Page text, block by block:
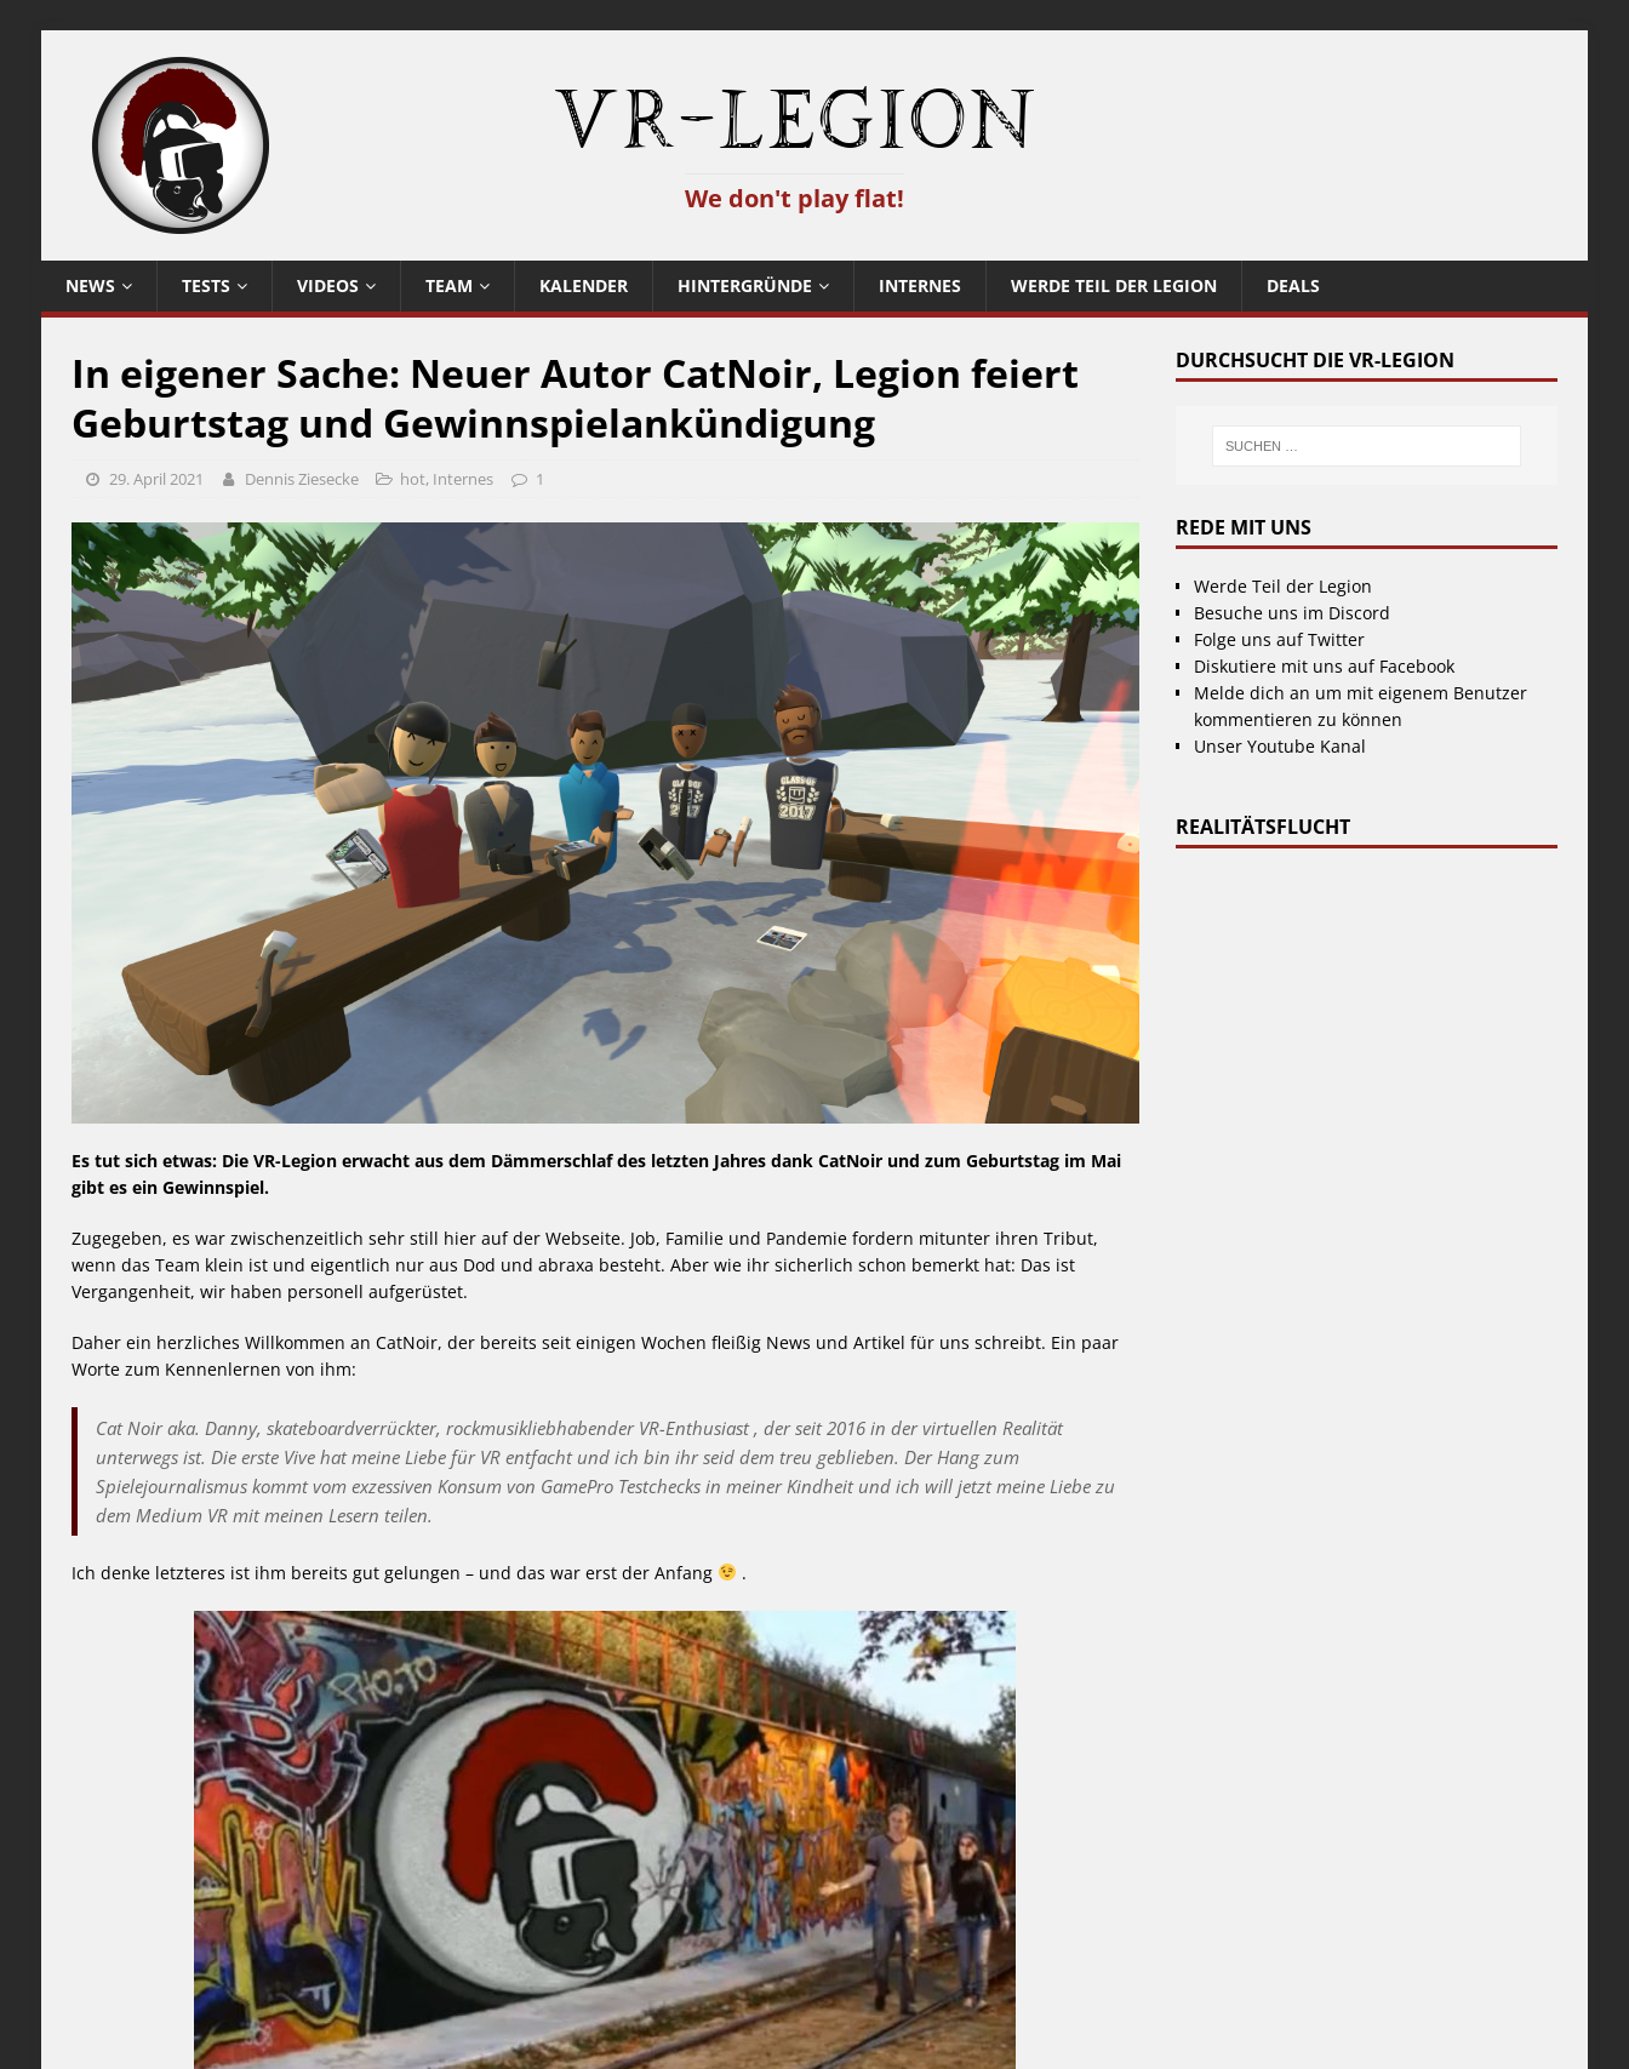
VR-Legion
We don't play flat!
NEWS TESTS VIDEOS TEAM KALENDER HINTERGRÜNDE INTERNES WERDE TEIL DER LEGION DEALS
In eigener Sache: Neuer Autor CatNoir, Legion feiert
Geburtstag und Gewinnspielankündigung
29. April 2021 Dennis Ziesecke hot, Internes 1
Es tut sich etwas: Die VR-Legion erwacht aus dem Dämmerschlaf des letzten Jahres dank CatNoir und zum Geburtstag im Mai
gibt es ein Gewinnspiel.
Zugegeben, es war zwischenzeitlich sehr still hier auf der Webseite. Job, Familie und Pandemie fordern mitunter ihren Tribut,
wenn das Team klein ist und eigentlich nur aus Dod und abraxa besteht. Aber wie ihr sicherlich schon bemerkt hat: Das ist
Vergangenheit, wir haben personell aufgerüstet.
Daher ein herzliches Willkommen an CatNoir, der bereits seit einigen Wochen fleißig News und Artikel für uns schreibt. Ein paar
Worte zum Kennenlernen von ihm:
Cat Noir aka. Danny, skateboardverrückter, rockmusikliebhabender VR-Enthusiast , der seit 2016 in der virtuellen Realität
unterwegs ist. Die erste Vive hat meine Liebe für VR entfacht und ich bin ihr seid dem treu geblieben. Der Hang zum
Spielejournalismus kommt vom exzessiven Konsum von GamePro Testchecks in meiner Kindheit und ich will jetzt meine Liebe zu
dem Medium VR mit meinen Lesern teilen.
Ich denke letzteres ist ihm bereits gut gelungen – und das war erst der Anfang .
DURCHSUCHT DIE VR-LEGION
REDE MIT UNS
Werde Teil der Legion
Besuche uns im Discord
Folge uns auf Twitter
Diskutiere mit uns auf Facebook
Melde dich an um mit eigenem Benutzer
kommentieren zu können
Unser Youtube Kanal
REALITÄTSFLUCHT